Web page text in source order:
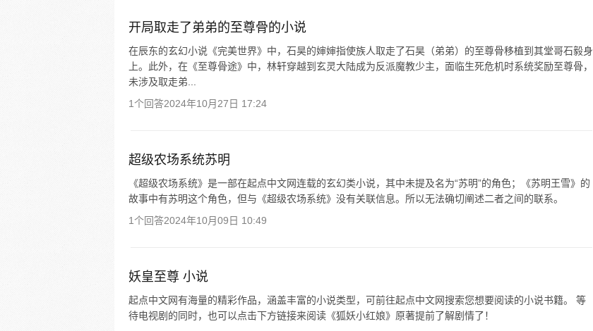
开局取走了弟弟的至尊骨的小说
在辰东的玄幻小说《完美世界》中，石昊的婶婶指使族人取走了石昊（弟弟）的至尊骨移植到其堂哥石毅身
上。此外，在《至尊骨途》中，林轩穿越到玄灵大陆成为反派魔教少主，面临生死危机时系统奖励至尊骨，
未涉及取走弟...
1个回答2024年10月27日 17:24
超级农场系统苏明
《超级农场系统》是一部在起点中文网连载的玄幻类小说，其中未提及名为“苏明”的角色；《苏明王雪》的
故事中有苏明这个角色，但与《超级农场系统》没有关联信息。所以无法确切阐述二者之间的联系。
1个回答2024年10月09日 10:49
妖皇至尊 小说
起点中文网有海量的精彩作品，涵盖丰富的小说类型，可前往起点中文网搜索您想要阅读的小说书籍。 等
待电视剧的同时，也可以点击下方链接来阅读《狐妖小红娘》原著提前了解剧情了！